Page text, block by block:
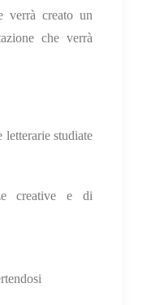
verrà creato un
che verrà
studiate
creative e di